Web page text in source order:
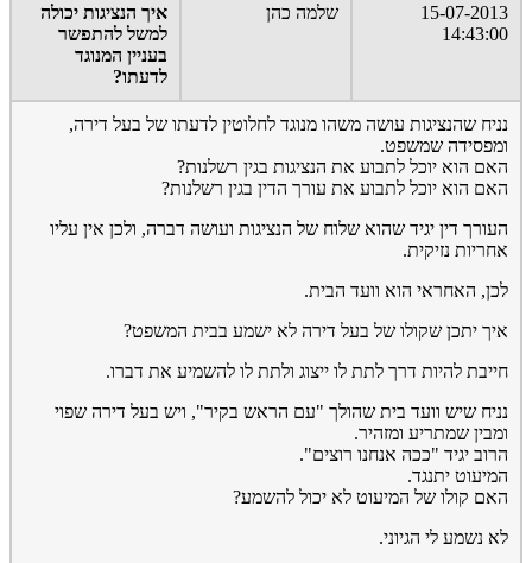
15-07-2013
14:43:00
שלמה כהן
איך הנציגות יכולה
למשל להתפשר
בעניין המנוגד
לדעתו?
נניח שהנציגות עושה משהו מנוגד לחלוטין לדעתו של בעל דירה,
ומפסידה שמשפט.
האם הוא יוכל לתבוע את הנציגות בגין רשלנות?
האם הוא יוכל לתבוע את עורך הדין בגין רשלנות?
העורך דין יגיד שהוא שלוח של הנציגות ועושה דברה, ולכן אין עליו
אחריות נזיקית.
לכן, האחראי הוא וועד הבית.
איך יתכן שקולו של בעל דירה לא ישמע בבית המשפט?
חייבת להיות דרך לתת לו ייצוג ולתת לו להשמיע את דברו.
נניח שיש וועד בית שהולך "עם הראש בקיר", ויש בעל דירה שפוי
ומבין שמתריע ומזהיר.
הרוב יגיד "ככה אנחנו רוצים".
המיעוט יתנגד.
האם קולו של המיעוט לא יכול להשמע?
לא נשמע לי הגיוני.